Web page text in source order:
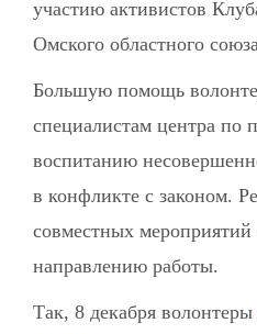
участию активистов
Омского областного
Большую помощь
специалистам центра по
воспитанию
в конфликте с законом.
совместных
направлению работы.
Так, 8 декабря волонтеры